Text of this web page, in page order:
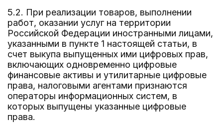
5.2. При реализации товаров, выполнении
работ, оказании услуг на территории
Российской Федерации иностранными лицами,
указанными в пункте 1 настоящей статьи, в
счет выкупа выпущенных ими цифровых прав,
включающих одновременно цифровые
финансовые активы и утилитарные цифровые
права, налоговыми агентами признаются
операторы информационных систем, в
которых выпущены указанные цифровые
права.